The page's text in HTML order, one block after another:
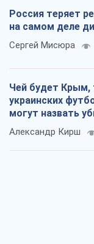
Россия теряет
на самом деле
Сергей Мисюра
Чей будет Крым,
украинских
могут назвать
Александр Кирш